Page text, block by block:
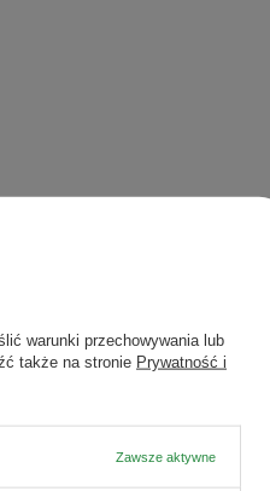
warunki przechowywania lub
także na stronie Prywatność i
Zawsze aktywne